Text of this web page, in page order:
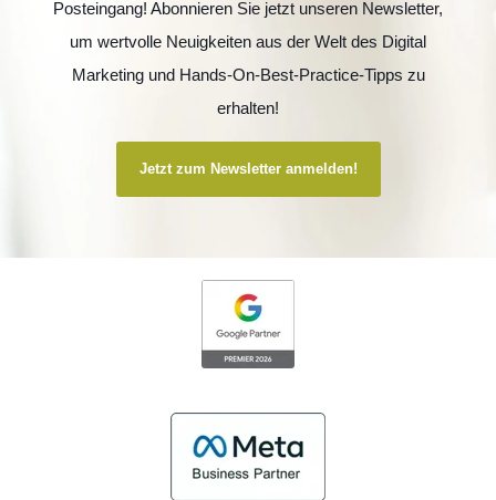
Posteingang! Abonnieren Sie jetzt unseren Newsletter,
um wertvolle Neuigkeiten aus der Welt des Digital
Marketing und Hands-On-Best-Practice-Tipps zu
erhalten!
Jetzt zum Newsletter anmelden!